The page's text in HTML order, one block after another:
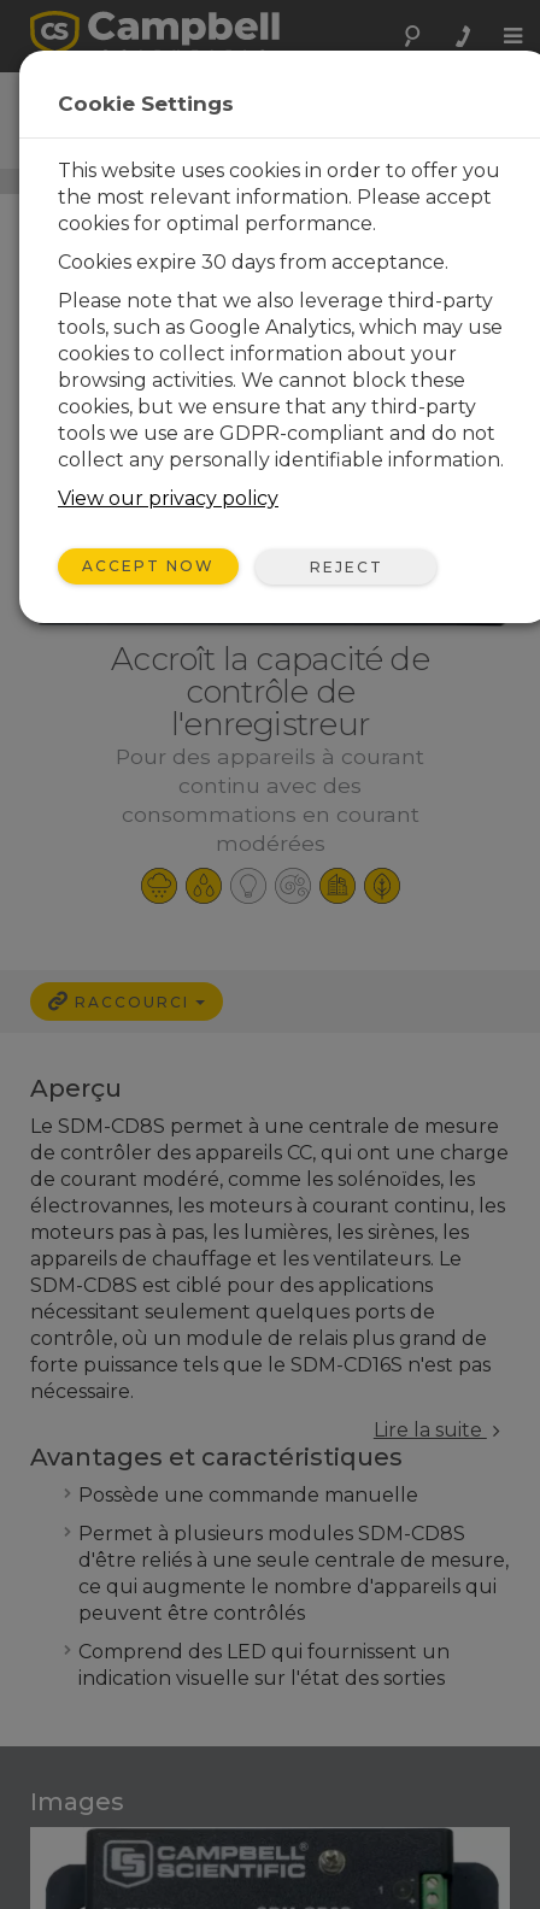
SDM-CD8S
Contrôleur de relais cc 8 voies
Périphériques de sortie et de contrôle / SDM-CD8S
Accroît la capacité de
contrôle de
l'enregistreur
Pour des appareils à courant
continu avec des
consommations en courant
modérées
RACCOURCI
Aperçu
Le SDM-CD8S permet à une centrale de mesure
de contrôler des appareils CC, qui ont une charge
de courant modéré, comme les solénoïdes, les
électrovannes, les moteurs à courant continu, les
moteurs pas à pas, les lumières, les sirènes, les
appareils de chauffage et les ventilateurs. Le
SDM-CD8S est ciblé pour des applications
nécessitant seulement quelques ports de
contrôle, où un module de relais plus grand de
forte puissance tels que le SDM-CD16S n'est pas
nécessaire.
Lire la suite
Avantages et caractéristiques
Possède une commande manuelle
Permet à plusieurs modules SDM-CD8S
d'être reliés à une seule centrale de mesure,
ce qui augmente le nombre d'appareils qui
peuvent être contrôlés
Comprend des LED qui fournissent un
indication visuelle sur l'état des sorties
Images
Cookie Settings
This website uses cookies in order to offer you
the most relevant information. Please accept
cookies for optimal performance.
Cookies expire 30 days from acceptance.
Please note that we also leverage third-party
tools, such as Google Analytics, which may use
cookies to collect information about your
browsing activities. We cannot block these
cookies, but we ensure that any third-party
tools we use are GDPR-compliant and do not
collect any personally identifiable information.
View our privacy policy
ACCEPT NOW REJECT